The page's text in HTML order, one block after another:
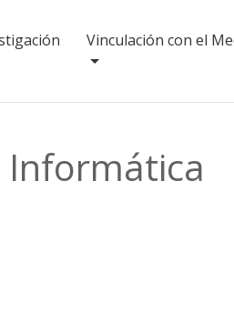
Vinculación con el
Informática